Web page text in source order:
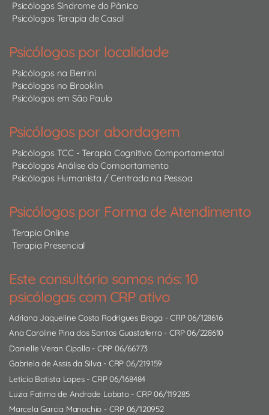
Psicólogos Síndrome do Pânico
Psicólogos Terapia de Casal
Psicólogos por localidade
Psicólogos na Berrini
Psicólogos no Brooklin
Psicólogos em São Paulo
Psicólogos por abordagem
Psicólogos TCC - Terapia Cognitivo Comportamental
Psicólogos Análise do Comportamento
Psicólogos Humanista / Centrada na Pessoa
Psicólogos por Forma de Atendimento
Terapia Online
Terapia Presencial
Este consultório somos nós: 10
psicólogas com CRP ativo
Adriana Jaqueline Costa Rodrigues Braga - CRP 06/128616
Ana Caroline Pina dos Santos Guastaferro- CRP 06/228610
Danielle Veran Cipolla - CRP 06/66773
Gabriela de Assis da Silva - CRP 06/219159
Letícia Batista Lopes- CRP 06/168484
Luzia Fatima de Andrade Lobato- CRP 06/119285
Marcela Garcia Manochio - CRP 06/120952